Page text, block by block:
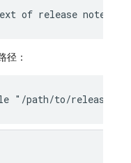
of release notes"
径：
"/path/to/release-